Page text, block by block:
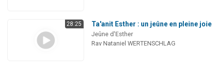
28:25 Ta'anit Esther : un jeûne en pleine joie
Jeûne d'Esther
Rav Nataniel WERTENSCHLAG